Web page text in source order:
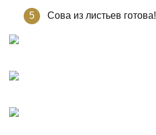
Сова из листьев готова!